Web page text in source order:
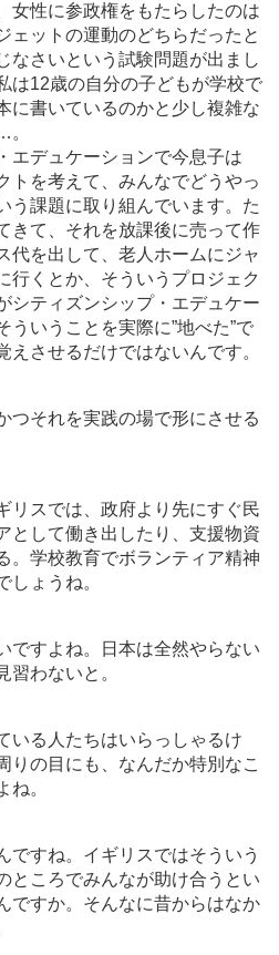
女性に参政権をもたらしたのは
ェットの運動のどちらだったと
なさいという試験問題が出まし
は12歳の自分の子どもが学校で
に書いているのかと少し複雑な
。
デュケーションで今息子は
トを考えて、みんなでどうやっ
う課題に取り組んでいます。た
きて、それを放課後に売って作
代を出して、老人ホームにジャ
行くとか、そういうプロジェク
シティズンシップ・エデュケー
ういうことを実際に”地べた”で
えさせるだけではないんです。
それを実践の場で形にさせる
スでは、政府より先にすぐ民
として働き出したり、支援物資
。学校教育でボランティア精神
しょうね。
すよね。日本は全然やらない
習わないと。
る人たちはいらっしゃるけ
りの目にも、なんだか特別なこ
ね。
すね。イギリスではそういう
ところでみんなが助け合うとい
ですか。そんなに昔からはなか